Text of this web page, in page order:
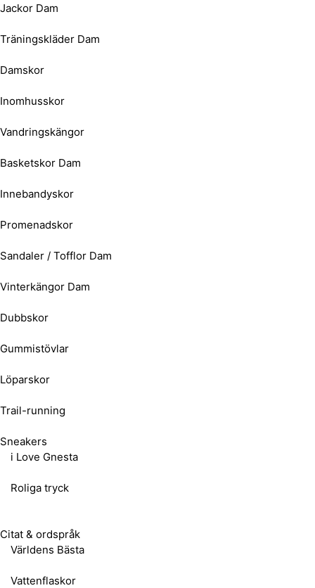
Jackor Dam
Träningskläder Dam
Damskor
Inomhusskor
Vandringskängor
Basketskor Dam
Innebandyskor
Promenadskor
Sandaler / Tofflor Dam
Vinterkängor Dam
Dubbskor
Gummistövlar
Löparskor
Trail-running
Sneakers
i Love Gnesta
Roliga tryck
Citat & ordspråk
Världens Bästa
Vattenflaskor